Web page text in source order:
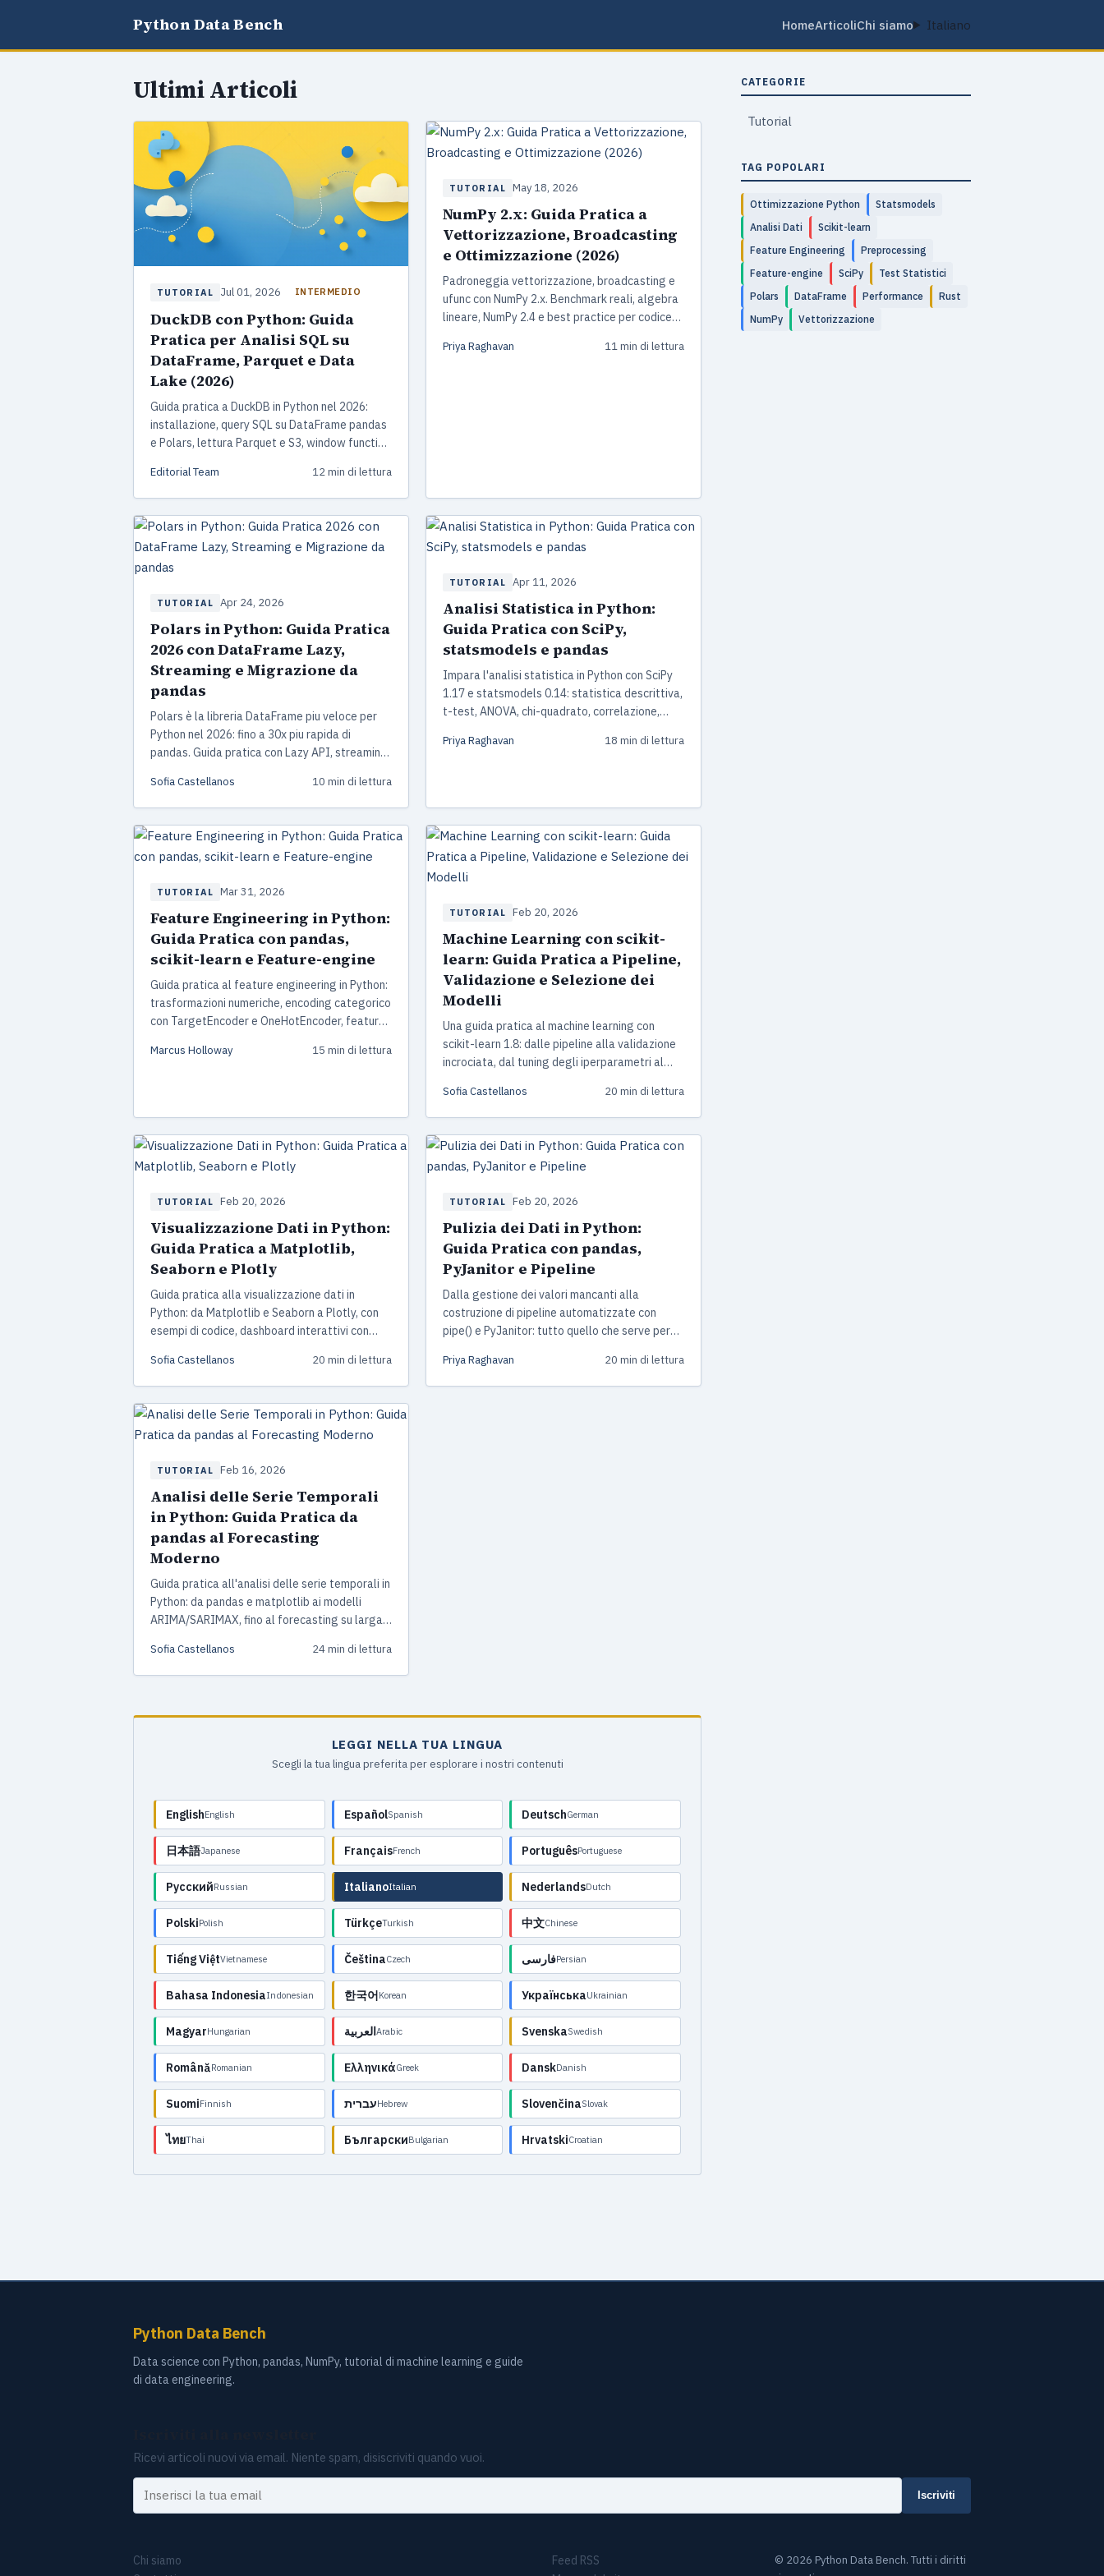
Python Data Bench HomeArticoliChi siamo Italiano
Ultimi Articoli
TUTORIAL Jul 01, 2026 INTERMEDIO
DuckDB con Python: Guida
Pratica per Analisi SQL su
DataFrame, Parquet e Data
Lake (2026)
Guida pratica a DuckDB in Python nel 2026:
installazione, query SQL su DataFrame pandas
e Polars, lettura Parquet e S3, window function
Editorial Team 12 min di lettura
TUTORIAL May 18, 2026
NumPy 2.x: Guida Pratica a
Vettorizzazione, Broadcasting
e Ottimizzazione (2026)
Padroneggia vettorizzazione, broadcasting e
ufunc con NumPy 2.x. Benchmark reali, algebra
lineare, NumPy 2.4 e best practice per codice
Priya Raghavan 11 min di lettura
TUTORIAL Apr 24, 2026
Polars in Python: Guida Pratica
2026 con DataFrame Lazy,
Streaming e Migrazione da
pandas
Polars è la libreria DataFrame piu veloce per
Python nel 2026: fino a 30x piu rapida di
pandas. Guida pratica con Lazy API, streaming
strategia di migrazione da pandas testata in
produzione.
Sofia Castellanos 10 min di lettura
TUTORIAL Apr 11, 2026
Analisi Statistica in Python:
Guida Pratica con SciPy,
statsmodels e pandas
Impara l'analisi statistica in Python con SciPy
1.17 e statsmodels 0.14: statistica descrittiva,
t-test, ANOVA, chi-quadrato, correlazione,
correzione per test multipli con esempi di
Priya Raghavan 18 min di lettura
TUTORIAL Mar 31, 2026
Feature Engineering in Python:
Guida Pratica con pandas,
scikit-learn e Feature-engine
Guida pratica al feature engineering in Python:
trasformazioni numeriche, encoding categorico
con TargetEncoder e OneHotEncoder, feature
learn 1.8 e Feature-engine. Include progetto
Marcus Holloway 15 min di lettura
TUTORIAL Feb 20, 2026
Machine Learning con scikit-
learn: Guida Pratica a Pipeline,
Validazione e Selezione dei
Modelli
Una guida pratica al machine learning con
scikit-learn 1.8: dalle pipeline alla validazione
incrociata, dal tuning degli iperparametri al
Python pronti all'uso.
Sofia Castellanos 20 min di lettura
TUTORIAL Feb 20, 2026
Visualizzazione Dati in Python:
Guida Pratica a Matplotlib,
Seaborn e Plotly
Guida pratica alla visualizzazione dati in
Python: da Matplotlib e Seaborn a Plotly, con
esempi di codice, dashboard interattivi con
professionali.
Sofia Castellanos 20 min di lettura
TUTORIAL Feb 20, 2026
Pulizia dei Dati in Python:
Guida Pratica con pandas,
PyJanitor e Pipeline
Dalla gestione dei valori mancanti alla
costruzione di pipeline automatizzate con
pipe() e PyJanitor: tutto quello che serve per
progetto e-commerce end-to-end.
Priya Raghavan 20 min di lettura
TUTORIAL Feb 16, 2026
Analisi delle Serie Temporali
in Python: Guida Pratica da
pandas al Forecasting
Moderno
Guida pratica all'analisi delle serie temporali in
Python: da pandas e matplotlib ai modelli
ARIMA/SARIMAX, fino al forecasting su larga
progetto end-to-end incluso.
Sofia Castellanos 24 min di lettura
LEGGI NELLA TUA LINGUA
Scegli la tua lingua preferita per esplorare i nostri contenuti
EnglishEnglish EspañolSpanish DeutschGerman
日本語Japanese FrançaisFrench PortuguêsPortuguese
РусскийRussian ItalianoItalian NederlandsDutch
PolskiPolish TürkçeTurkish 中文Chinese
Tiếng ViệtVietnamese ČeštinaCzech فارسیPersian
Bahasa IndonesiaIndonesian 한국어Korean УкраїнськаUkrainian
MagyarHungarian العربيةArabic SvenskaSwedish
RomânăRomanian ΕλληνικάGreek DanskDanish
SuomiFinnish עבריתHebrew SlovenčinaSlovak
ไทยThai БългарскиBulgarian HrvatskiCroatian
CATEGORIE
Tutorial
TAG POPOLARI
Ottimizzazione Python
Statsmodels
Analisi Dati
Scikit-learn
Feature Engineering
Preprocessing
Feature-engine
SciPy
Test Statistici
Polars
DataFrame Performance
Rust
NumPy
Vettorizzazione
Python Data Bench
Data science con Python, pandas, NumPy, tutorial di machine learning e guide
di data engineering.
Ricevi articoli nuovi via email. Niente spam, disiscriviti quando vuoi.
La tua email
Iscriviti
Chi siamo
Feed RSS
© 2026 Python Data Bench. Tutti i diritti